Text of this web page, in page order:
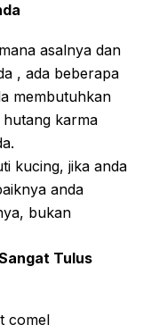
asalnya dan
, ada beberapa
membutuhkan
karma
kucing, jika anda
anda
bukan
Tulus
comel